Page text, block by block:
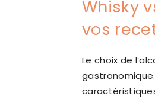
Whisky
vos
Le choix de